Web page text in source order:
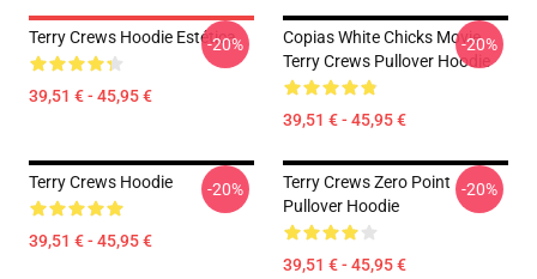
Terry Crews Hoodie Estética
39,51 € - 45,95 €
-20%
Copias White Chicks Movie
Terry Crews Pullover Hoodie
39,51 € - 45,95 €
-20%
Terry Crews Hoodie
39,51 € - 45,95 €
-20%
Terry Crews Zero Point
Pullover Hoodie
39,51 € - 45,95 €
-20%